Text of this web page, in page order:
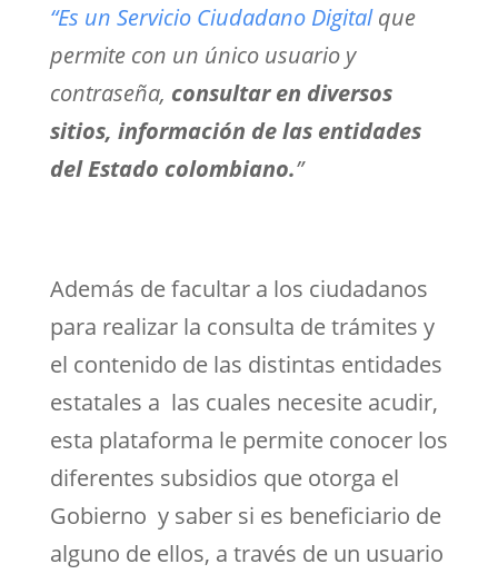
“Es un Servicio Ciudadano Digitalque
permite con un único usuario y
contraseña, consultar en diversos
sitios, información de las entidades
del Estado colombiano.”
Además defacultar a los ciudadanos
para realizarla consulta de trámites y
el contenido de las distintas entidades
estatales a las cuales necesite acudir,
esta plataforma le permite conocer los
diferentes subsidios que otorga el
Gobierno y saber si es beneficiario de
alguno de ellos, a través de un usuario